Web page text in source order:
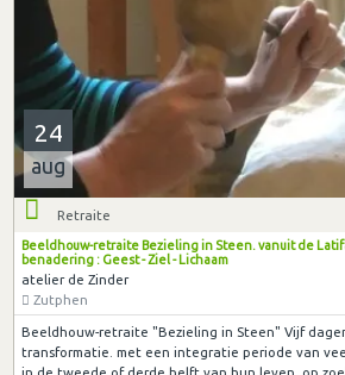
24
aug
Retraite
Beeldhouw-retraite Bezieling in Steen. vanuit de
benadering : Geest - Ziel - Lichaam
atelier de Zinder
Zutphen
Beeldhouw-retraite "Bezieling in Steen" Vijf
transformatie. met een integratie periode van